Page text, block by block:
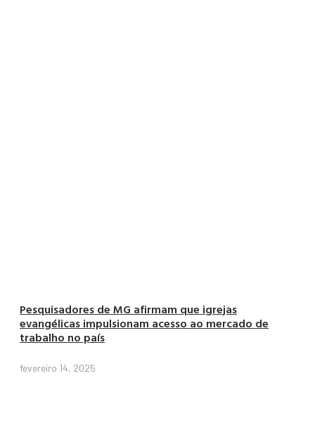
Pesquisadores de MG afirmam que igrejas
evangélicas impulsionam acesso ao mercado de
trabalho no país
fevereiro 14, 2025